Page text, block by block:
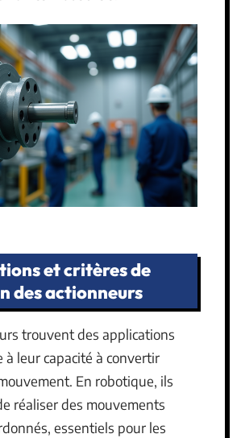
et critères de
des actionneurs
trouvent des applications
à leur capacité à convertir
En robotique, ils
réaliser des mouvements
essentiels pour les